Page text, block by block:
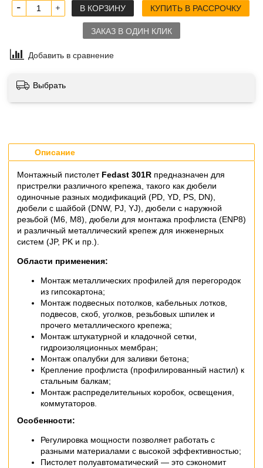
В КОРЗИНУ КУПИТЬ В РАССРОЧКУ
ЗАКАЗ В ОДИН КЛИК
Добавить в сравнение
Выбрать
Описание
Монтажный пистолет Fedast 301R предназначен для
пристрелки различного крепежа, такого как дюбели
одиночные разных модификаций (PD, YD, PS, DN),
дюбели с шайбой (DNW, PJ, YJ), дюбели с наружной
резьбой (M6, M8), дюбели для монтажа профлиста (ENP8)
и различный металлический крепеж для инженерных
систем (JP, PK и пр.).
Области применения:
Монтаж металлических профилей для перегородок
из гипсокартона;
Монтаж подвесных потолков, кабельных лотков,
подвесов, скоб, уголков, резьбовых шпилек и
прочего металлического крепежа;
Монтаж штукатурной и кладочной сетки,
гидроизоляционных мембран;
Монтаж опалубки для заливки бетона;
Крепление профлиста (профилированный настил) к
стальным балкам;
Монтаж распределительных коробок, освещения,
коммутаторов.
Особенности:
Регулировка мощности позволяет работать с
разными материалами с высокой эффективностью;
Пистолет полуавтоматический — это сэкономит